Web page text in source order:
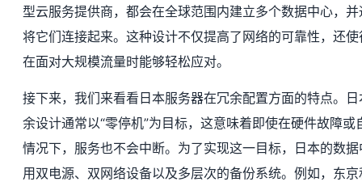
型云服务提供商，都会在全球范围内建立多个数据中心，
将它们连接起来。这种设计不仅提高了网络的可靠性，还
在面对大规模流量时能够轻松应对。
接下来，我们来看看日本服务器在冗余配置方面的特点。
余设计通常以“零停机”为目标，这意味着即使在硬件故障或
情况下，服务也不会中断。为了实现这一目标，日本的数
用双电源、双网络设备以及多层次的备份系统。例如，东